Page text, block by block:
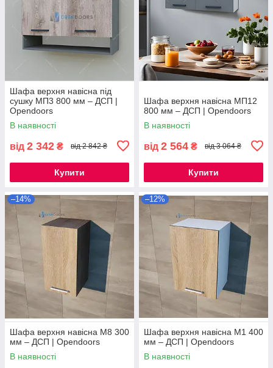
Шафа верхня навісна під
сушку МП3 800 мм – ДСП |
Opendoors
В наявності
від 2 342 ₴ від 2 842 ₴
Купити
Шафа верхня навісна МП12
800 мм – ДСП | Opendoors
В наявності
від 2 564 ₴ від 3 064 ₴
Купити
–14%
Шафа верхня навісна М8 300
мм – ДСП | Opendoors
В наявності
–12%
Шафа верхня навісна М1 400
мм – ДСП | Opendoors
В наявності